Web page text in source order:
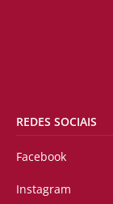
REDES SOCIAIS
Facebook
Instagram